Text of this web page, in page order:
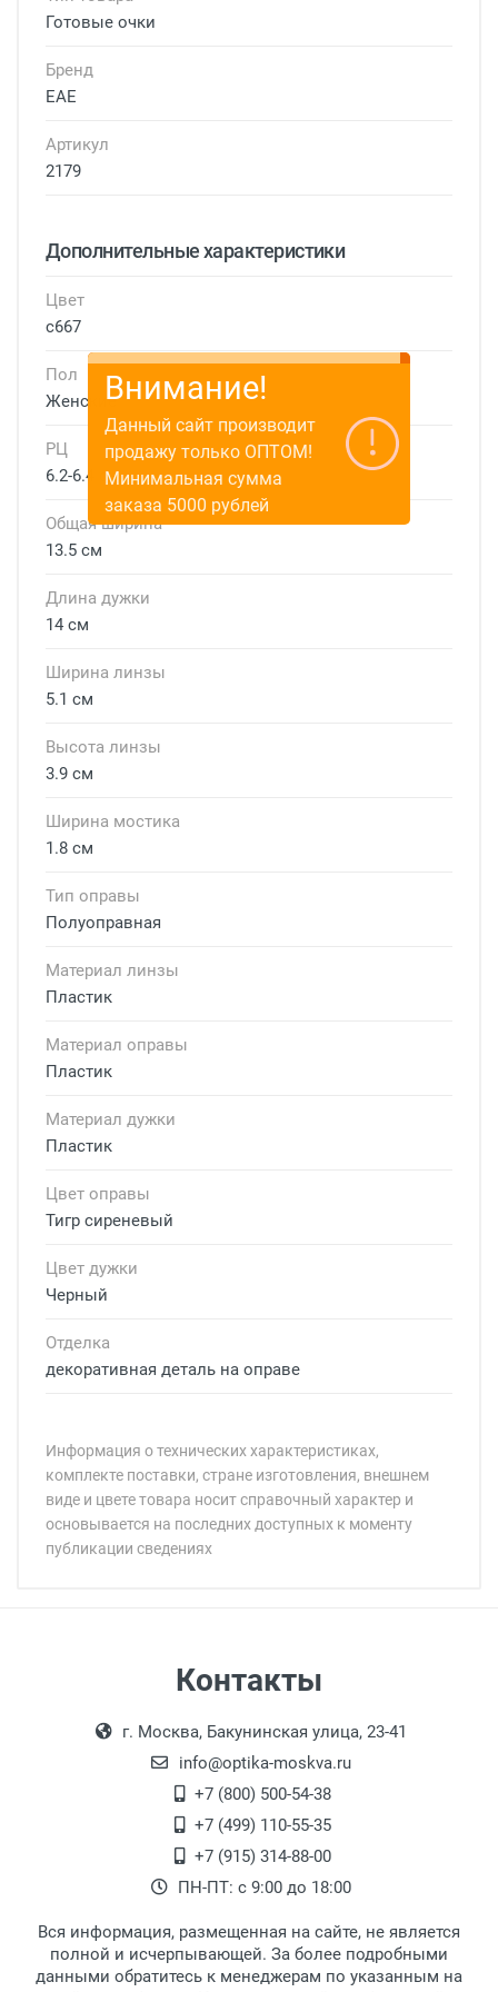
Готовые очки
Бренд
EAE
Артикул
2179
Дополнительные характеристики
Цвет
с667
Пол
Женские
РЦ
6.2-6.4 см
Общая ширина
13.5 см
Длина дужки
14 см
Ширина линзы
5.1 см
Высота линзы
3.9 см
Ширина мостика
1.8 см
Тип оправы
Полуоправная
Материал линзы
Пластик
Материал оправы
Пластик
Материал дужки
Пластик
Цвет оправы
Тигр сиреневый
Цвет дужки
Черный
Отделка
декоративная деталь на оправе
Информация о технических характеристиках,
комплекте поставки, стране изготовления, внешнем
виде и цвете товара носит справочный характер и
основывается на последних доступных к моменту
публикации сведениях
Ширина линзы:
Ширина мостика:
Материал линзы:
Материал оправы:
Материал дужки:
Оплата товара производится
наличными непосредственно на пункте
выдачи товара.
Перечисление средств на расчетный счет.
18:00, по субботам с 11:00 до 15:00, в
офисе по адресу: г. Москва,
Переведеновский переулок 17, корпус 1,
второй этаж, тел. +7 (499) 110-55-35.
После того, как заказ поступает в пункт
выдачи, наш менеджер связывается с
клиентом и оповещает о поступлении
товара.
Для получения товара при себе
обязательно иметь паспорт.
Контакты
г. Москва, Бакунинская улица, 23-41
info@optika-moskva.ru
+7 (800) 500-54-38
+7 (499) 110-55-35
+7 (915) 314-88-00
ПН-ПТ: с 9:00 до 18:00
Вся информация, размещенная на сайте, не является
полной и исчерпывающей. За более подробными
данными обратитесь к менеджерам по указанным на
Внимание!
Данный сайт производит
продажу только ОПТОМ!
Минимальная сумма
заказа 5000 рублей